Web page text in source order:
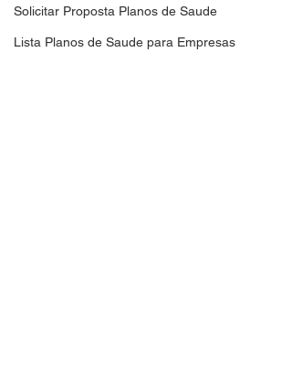
Solicitar Proposta Planos de Saude
Lista Planos de Saude para Empresas